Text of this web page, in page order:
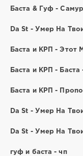
Баста & Гуф -
Da St - Умер На
Баста и КРП - Этот
Баста и КРП - Баста
Баста и КРП -
Da St - Умер На
Da St - Умер На
гуф и баста - чп